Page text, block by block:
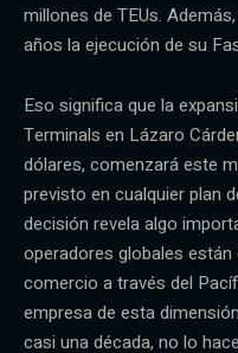
millones de TEUs.
años la ejecución de su
Eso significa que la
Terminals en Lázaro
dólares, comenzará este
previsto en cualquier plan
decisión revela algo
operadores globales
comercio a través del
empresa de esta
casi una década, no lo